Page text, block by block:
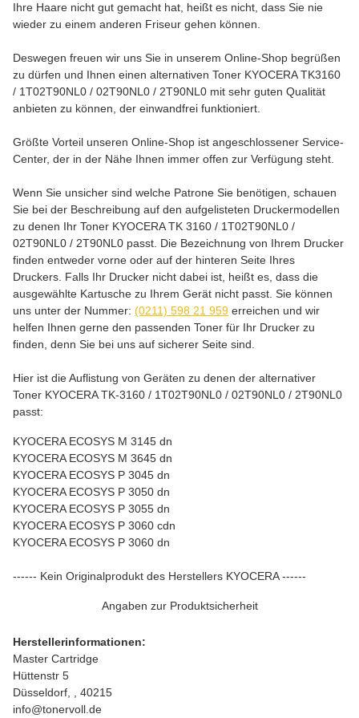
Ihre Haare nicht gut gemacht hat, heißt es nicht, dass Sie nie
wieder zu einem anderen Friseur gehen können.
Deswegen freuen wir uns Sie in unserem Online-Shop begrüßen
zu dürfen und Ihnen einen alternativen Toner KYOCERA TK3160
/ 1T02T90NL0 / 02T90NL0 / 2T90NL0 mit sehr guten Qualität
anbieten zu können, der einwandfrei funktioniert.
Größte Vorteil unseren Online-Shop ist angeschlossener Service-
Center, der in der Nähe Ihnen immer offen zur Verfügung steht.
Wenn Sie unsicher sind welche Patrone Sie benötigen, schauen
Sie bei der Beschreibung auf den aufgelisteten Druckermodellen
zu denen Ihr Toner KYOCERA TK 3160 / 1T02T90NL0 /
02T90NL0 / 2T90NL0 passt. Die Bezeichnung von Ihrem Drucker
finden entweder vorne oder auf der hinteren Seite Ihres
Druckers. Falls Ihr Drucker nicht dabei ist, heißt es, dass die
ausgewählte Kartusche zu Ihrem Gerät nicht passt. Sie können
uns unter der Nummer: (0211) 598 21 959 erreichen und wir
helfen Ihnen gerne den passenden Toner für Ihr Drucker zu
finden, denn Sie bei uns auf sicherer Seite sind.
Hier ist die Auflistung von Geräten zu denen der alternativer
Toner KYOCERA TK-3160 / 1T02T90NL0 / 02T90NL0 / 2T90NL0
passt:
KYOCERA ECOSYS M 3145 dn
KYOCERA ECOSYS M 3645 dn
KYOCERA ECOSYS P 3045 dn
KYOCERA ECOSYS P 3050 dn
KYOCERA ECOSYS P 3055 dn
KYOCERA ECOSYS P 3060 cdn
KYOCERA ECOSYS P 3060 dn
------ Kein Originalprodukt des Herstellers KYOCERA ------
Angaben zur Produktsicherheit
Herstellerinformationen:
Master Cartridge
Hüttenstr 5
Düsseldorf, , 40215
info@tonervoll.de